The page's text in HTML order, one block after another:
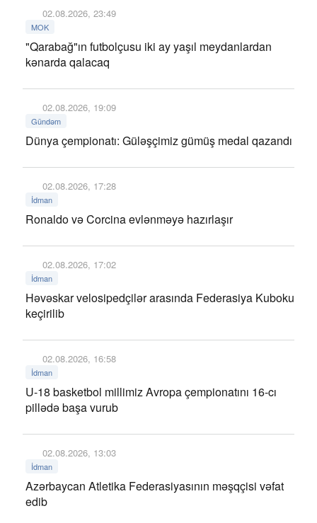
02.08.2026, 23:49
MOK
"Qarabağ"ın futbolçusu iki ay yaşıl meydanlardan
kənarda qalacaq
02.08.2026, 19:09
Gündəm
Dünya çempionatı: Güləşçimiz gümüş medal qazandı
02.08.2026, 17:28
İdman
Ronaldo və Corcina evlənməyə hazırlaşır
02.08.2026, 17:02
İdman
Həvəskar velosipedçilər arasında Federasiya Kuboku
keçirilib
02.08.2026, 16:58
İdman
U-18 basketbol millimiz Avropa çempionatını 16-cı
pillədə başa vurub
02.08.2026, 13:03
İdman
Azərbaycan Atletika Federasiyasının məşqçisi vəfat
edib